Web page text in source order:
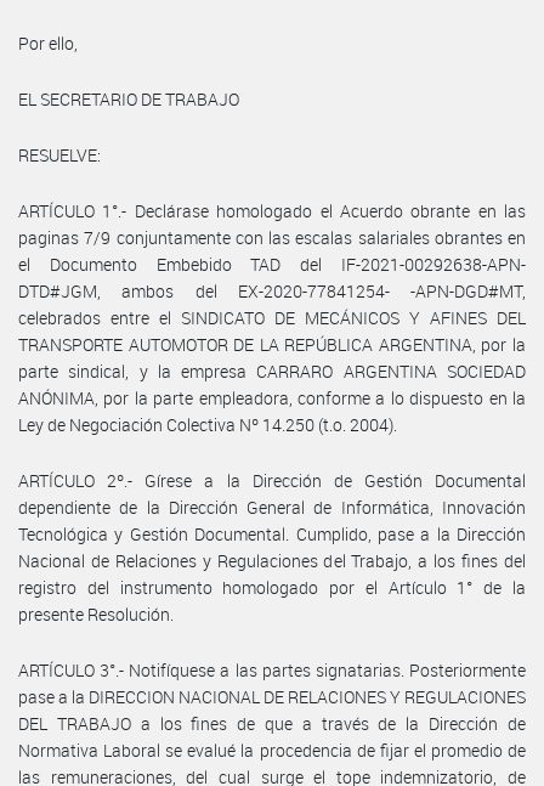
Por ello,
EL SECRETARIO DE TRABAJO
RESUELVE:
ARTÍCULO 1°.- Declárase homologado el Acuerdo obrante en las
paginas 7/9 conjuntamente con las escalas salariales obrantes en
el Documento Embebido TAD del IF-2021-00292638-APN-
DTD#JGM, ambos del EX-2020-77841254- -APN-DGD#MT,
celebrados entre el SINDICATO DE MECÁNICOS Y AFINES DEL
TRANSPORTE AUTOMOTOR DE LA REPÚBLICA ARGENTINA, por la
parte sindical, y la empresa CARRARO ARGENTINA SOCIEDAD
ANÓNIMA, por la parte empleadora, conforme a lo dispuesto en la
Ley de Negociación Colectiva Nº 14.250 (t.o. 2004).
ARTÍCULO 2º.- Gírese a la Dirección de Gestión Documental
dependiente de la Dirección General de Informática, Innovación
Tecnológica y Gestión Documental. Cumplido, pase a la Dirección
Nacional de Relaciones y Regulaciones del Trabajo, a los fines del
registro del instrumento homologado por el Artículo 1° de la
presente Resolución.
ARTÍCULO 3°.- Notifíquese a las partes signatarias. Posteriormente
pase a la DIRECCION NACIONAL DE RELACIONES Y REGULACIONES
DEL TRABAJO a los fines de que a través de la Dirección de
Normativa Laboral se evalué la procedencia de fijar el promedio de
las remuneraciones, del cual surge el tope indemnizatorio, de